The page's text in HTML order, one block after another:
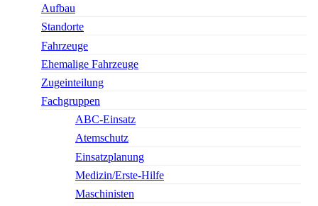
Aufbau
Standorte
Fahrzeuge
Ehemalige Fahrzeuge
Zugeinteilung
Fachgruppen
ABC-Einsatz
Atemschutz
Einsatzplanung
Medizin/Erste-Hilfe
Maschinisten